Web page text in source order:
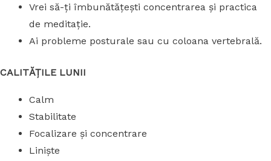
Vrei să-ți îmbunătățești concentrarea și practica
de meditație.
Ai probleme posturale sau cu coloana vertebrală.
CALITĂȚILE LUNII
Calm
Stabilitate
Focalizare și concentrare
Liniște